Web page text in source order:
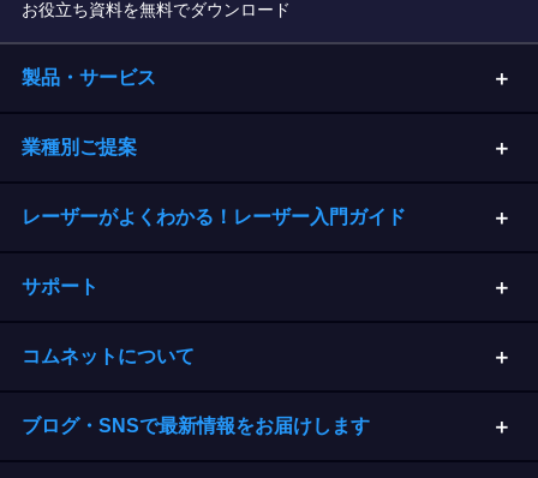
お役立ち資料を無料でダウンロード
製品・サービス
業種別ご提案
レーザーがよくわかる！レーザー入門ガイド
サポート
コムネットについて
ブログ・SNSで最新情報をお届けします